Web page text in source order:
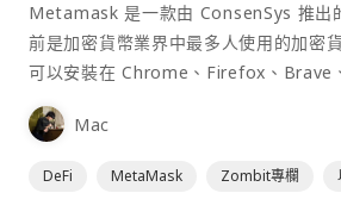
Metamask 是一款由 ConsenSys 推出
前是加密貨幣業界中最多人使用的加密
可以安裝在 Chrome、Firefox、Brave
為插件使用，具備許多功能且使用上非常
Mac
DeFi MetaMask Zombit專欄